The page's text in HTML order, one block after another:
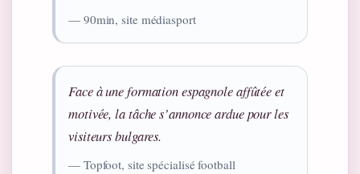
— 90min, site médiasport
Face à une formation espagnole affûtée et
motivée, la tâche s’annonce ardue pour les
visiteurs bulgares.
— Topfoot, site spécialisé football